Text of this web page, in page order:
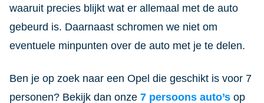
waaruit precies blijkt wat er allemaal met de auto
gebeurd is. Daarnaast schromen we niet om
eventuele minpunten over de auto met je te delen.
Ben je op zoek naar een Opel die geschikt is voor 7
personen? Bekijk dan onze 7 persoons auto’s op